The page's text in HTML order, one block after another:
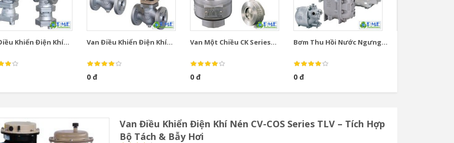
Khiển Điện Khí... Van Điều Khiển Điện Khí...
0 đ
Van Một Chiều CK Series...
0 đ
Bơm Thu Hồi Nước Ngưng...
0 đ
Van Điều Khiển Điện Khí Nén CV-COS Series TLV – Tích Hợp
Bộ Tách & Bẫy Hơi